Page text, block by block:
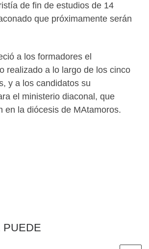
de fin de estudios de 14
que próximamente serán
a los formadores el
realizado a lo largo de los cinco
y a los candidatos su
el ministerio diaconal, que
en la diócesis de MAtamoros.
PUEDE